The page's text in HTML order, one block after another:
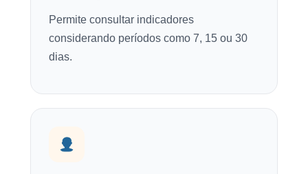
Permite consultar indicadores
considerando períodos como 7, 15 ou 30
dias.